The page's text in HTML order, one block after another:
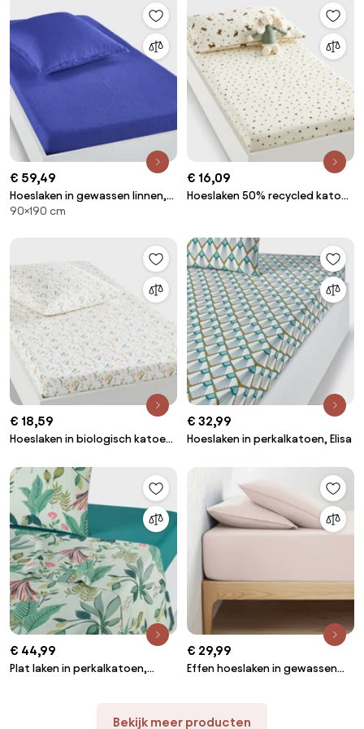
€ 59,49
Hoeslaken in gewassen linnen,
omslag 30 cm, Linot
90×190 cm
€ 16,09
Hoeslaken 50% recycled katoen
€ 18,59
Hoeslaken in biologisch katoen,
€ 32,99
Hoeslaken in perkalkatoen, Elisa
€ 44,99
Plat laken in perkalkatoen,
€ 29,99
Effen hoeslaken in gewassen
Bekijk meer producten